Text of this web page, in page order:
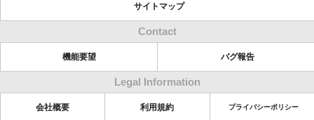
サイトマップ
Contact
機能要望 バグ報告
Legal Information
会社概要 利用規約 プライバシーポリシー